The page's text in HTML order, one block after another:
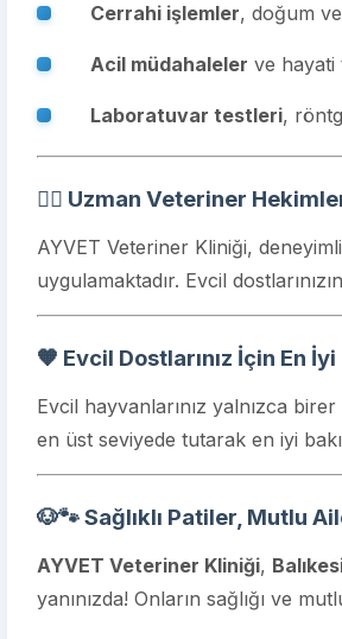
Cerrahi işlemler, doğum ve
Acil müdahaleler ve hayati
Laboratuvar testleri,
👨‍⚕️ Uzman Veteriner
AYVET Veteriner Kliniği,
uygulamaktadır. Evcil
🧡 Evcil Dostlarınız İçin En İyi
Evcil hayvanlarınız yalnızca
en üst seviyede tutarak en iyi
🐶🐾 Sağlıklı Patiler, Mutlu
AYVET Veteriner Kliniği,
yanınızda! Onların sağlığı ve